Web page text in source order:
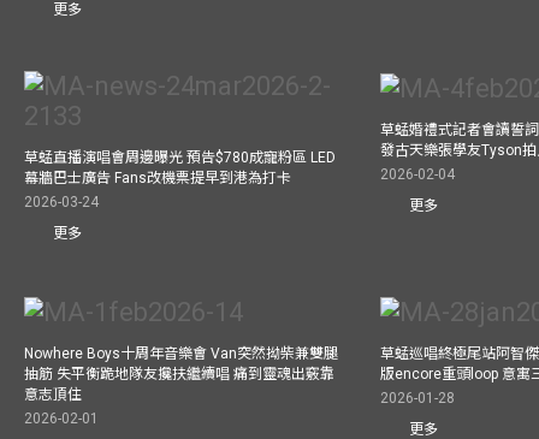
更多
草蜢直播演唱會周邊曝光 預告$780成寵粉區 LED
幕牆巴士廣告 Fans改機票提早到港為打卡
2026-03-24
更多
草蜢婚禮式記者會讀誓
發古天樂張學友Tyson
2026-02-04
更多
Nowhere Boys十周年音樂會 Van突然拗柴兼雙腿
抽筋 失平衡跪地隊友攙扶繼續唱 痛到靈魂出竅靠
意志頂住
2026-02-01
草蜢巡唱終極尾站阿智
版encore重頭loop 意寓
2026-01-28
更多